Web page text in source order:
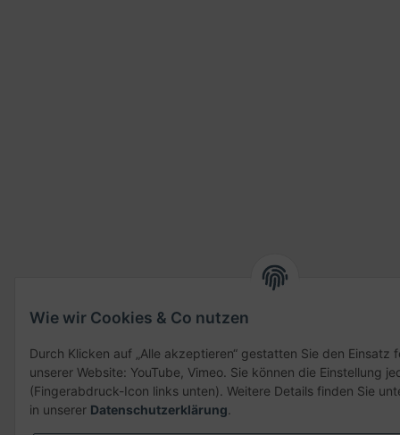
Wie wir Cookies & Co nutzen
Durch Klicken auf „Alle akzeptieren“ gestatten Sie den Einsatz
unserer Website: YouTube, Vimeo. Sie können die Einstellung
(Fingerabdruck-Icon links unten). Weitere Details finden Sie
in unserer Datenschutzerklärung.